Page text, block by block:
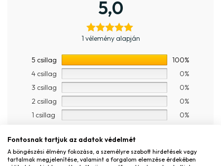
5,0
1 vélemény alapján
5 csillag
100%
4 csillag
0%
3 csillag
0%
2 csillag
0%
1 csillag
0%
megtekintése
Fontosnak tartjuk az adatok védelmét
A böngészési élmény fokozása, a személyre szabott hirdetések vagy
tartalmak megjelenítése, valamint a forgalom elemzése érdekében